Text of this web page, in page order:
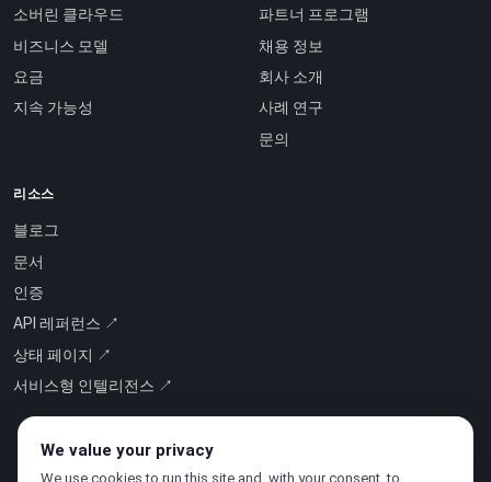
소버린 클라우드
비즈니스 모델
요금
지속 가능성
파트너 프로그램
채용 정보
회사 소개
사례 연구
문의
리소스
블로그
문서
인증
API 레퍼런스 ↗
상태 페이지 ↗
서비스형 인텔리전스 ↗
We value your privacy
We use cookies to run this site and, with your consent, to